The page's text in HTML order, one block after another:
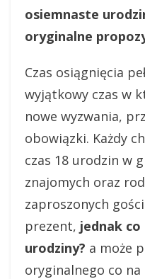
osiemnaste
oryginalne
Czas osiągnięcia
wyjątkowy czas w
nowe wyzwania,
obowiązki. Każdy
czas 18 urodzin w
znajomych oraz
zaproszonych
prezent, jednak
urodziny? a może
oryginalnego co